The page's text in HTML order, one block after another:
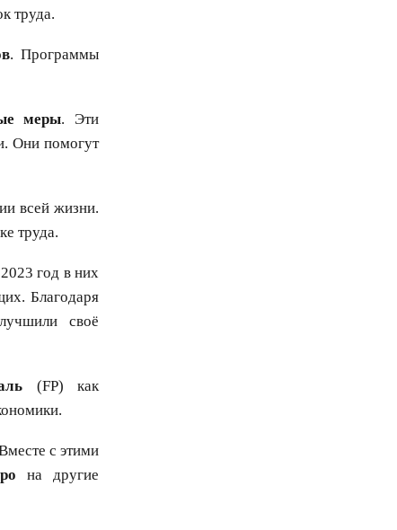
труда.
. Программы
меры. Эти
Они помогут
всей жизни.
труда.
год в них
Благодаря
своё
(FP) как
с этими
на другие